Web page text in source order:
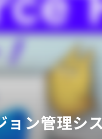
ョン管理シ